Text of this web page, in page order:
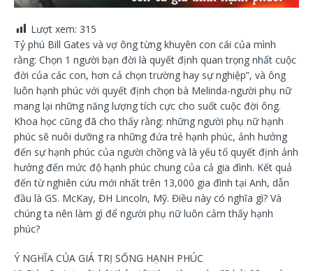
Lượt xem: 315
Tỷ phú Bill Gates và vợ ông từng khuyên con cái của mình
rằng: Chọn 1 người bạn đời là quyết định quan trọng nhất cuộc
đời của các con, hơn cả chọn trường hay sự nghiệp”, và ông
luôn hạnh phúc với quyết định chọn bà Melinda-người phụ nữ
mang lại những năng lượng tích cực cho suốt cuộc đời ông.
Khoa học cũng đã cho thấy rằng: những người phụ nữ hạnh
phúc sẽ nuôi dưỡng ra những đứa trẻ hạnh phúc, ảnh hưởng
đến sự hạnh phúc của người chồng và là yếu tố quyết định ảnh
hưởng đến mức độ hạnh phúc chung của cả gia đình. Kết quả
đến từ nghiên cứu mới nhất trên 13,000 gia đình tại Anh, dẫn
đầu là GS. McKay, ĐH Lincoln, Mỹ. Điều này có nghĩa gì? Và
chúng ta nên làm gì để người phụ nữ luôn cảm thấy hạnh
phúc?
Ý NGHĨA CỦA GIÁ TRỊ SỐNG HẠNH PHÚC